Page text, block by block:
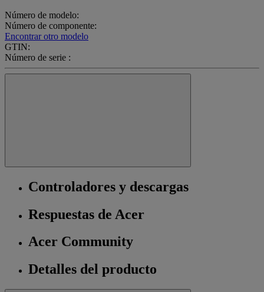
Número de modelo:
Número de componente:
Encontrar otro modelo
GTIN:
Número de serie :
Controladores y descargas
Respuestas de Acer
Acer Community
Detalles del producto